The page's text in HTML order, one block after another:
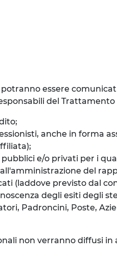
essere
del
anche in forma
e/o privati per i
del
(laddove previsto dal
degli esiti degli
Padroncini, Poste,
non verranno diffusi in